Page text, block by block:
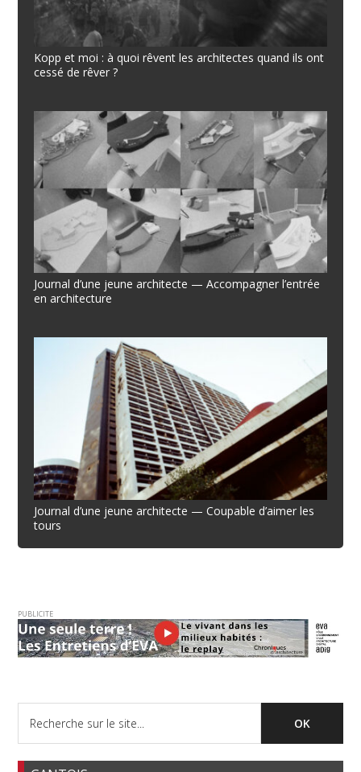
Kopp et moi : à quoi rêvent les architectes quand ils ont
cessé de rêver ?
Journal d’une jeune architecte — Accompagner l’entrée
en architecture
Journal d’une jeune architecte — Coupable d’aimer les
tours
PUBLICITE